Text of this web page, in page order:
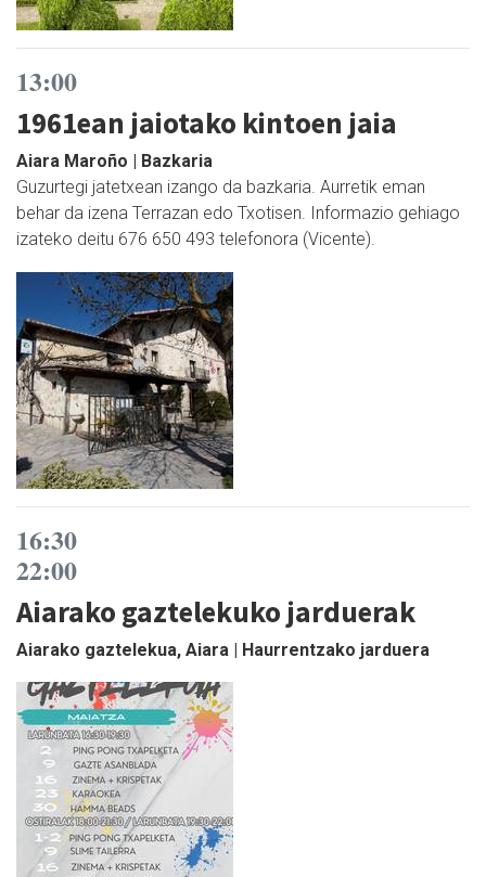
13:00
1961ean jaiotako kintoen jaia
Aiara Maroño | Bazkaria
Guzurtegi jatetxean izango da bazkaria. Aurretik eman
behar da izena Terrazan edo Txotisen. Informazio gehiago
izateko deitu 676 650 493 telefonora (Vicente).
16:30
22:00
Aiarako gaztelekuko jarduerak
Aiarako gaztelekua, Aiara | Haurrentzako jarduera